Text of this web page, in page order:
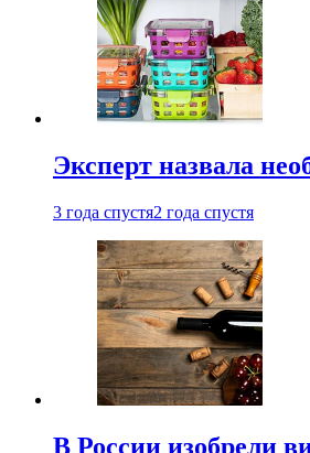
Эксперт назвала
3 года спустя2 года спустя
В России изобрели